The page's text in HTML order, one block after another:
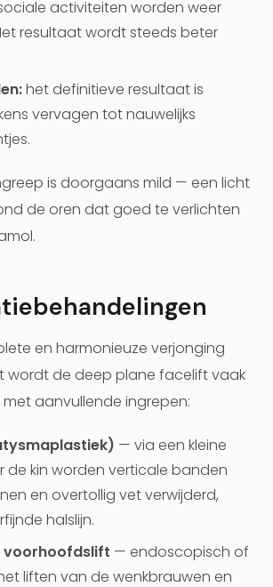
activiteiten worden weer
resultaat wordt steeds beter
het definitieve resultaat is
vervagen tot nauwelijks
is doorgaans mild — een licht
de oren dat goed te verlichten
en harmonieuze verjonging
wordt de deep plane facelift vaak
aanvullende ingrepen:
— via een kleine
de kin worden verticale banden
en overtollig vet verwijderd,
halslijn.
voorhoofdslift — endoscopisch of
liften van de wenkbrauwen en